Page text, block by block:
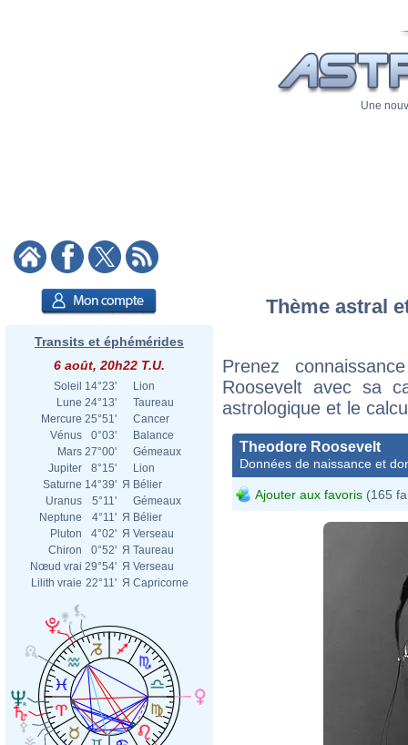
Une
Transits et éphémérides
6 août, 20h22 T.U.
Soleil 14°23'
Lion
Lune 24°13'
Taureau
Mercure 25°51'
Cancer
Vénus
0°03'
Balance
Mars 27°00'
Gémeaux
Jupiter
8°15'
Lion
Saturne 14°39' Я Bélier
Uranus
5°11'
Gémeaux
Neptune
4°11' Я Bélier
Pluton
4°02' Я Verseau
Chiron
0°52' Я Taureau
Nœud vrai 29°54' Я Verseau
Lilith vraie 22°11' Я Capricorne
Thème astral
Prenez
Roosevelt avec sa
astrologique et le
Theodore Roosevelt
Données de naissance et
Ajouter aux favoris (165